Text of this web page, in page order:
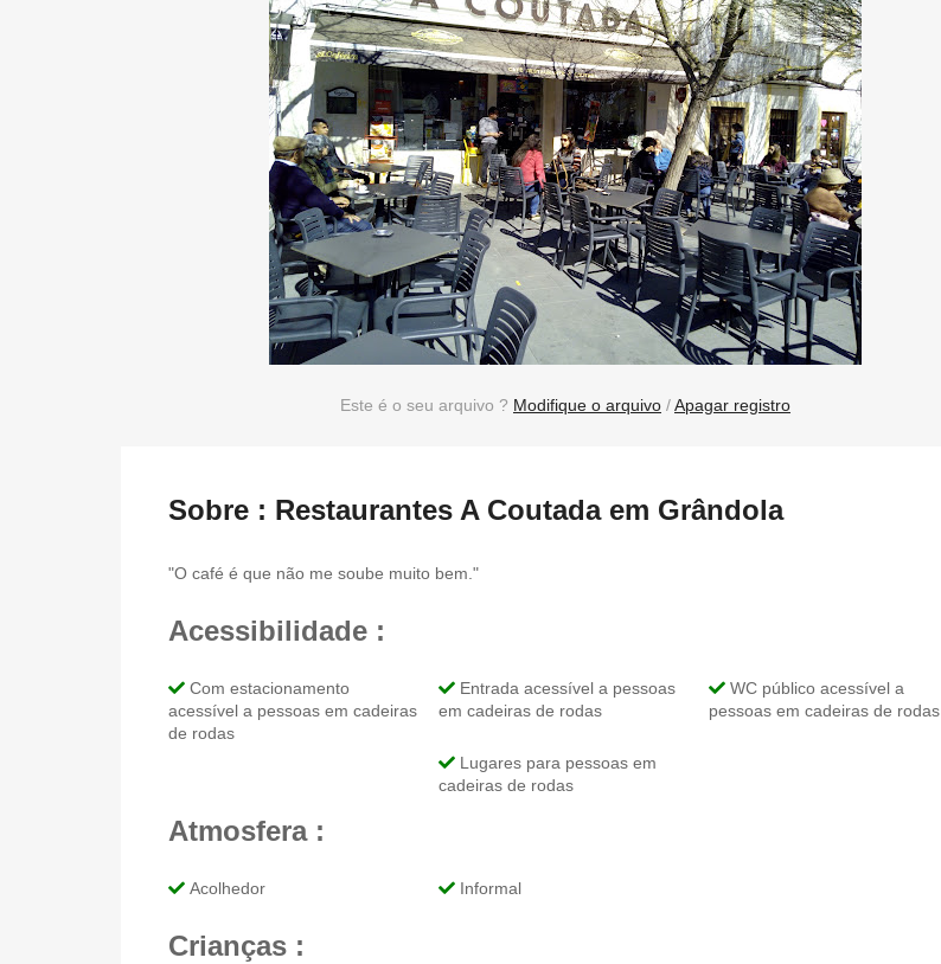
Este é o seu arquivo ? Modifique o arquivo /Apagar registro
Sobre : Restaurantes A Coutada em Grândola
"O café é que não me soube muito bem."
Acessibilidade :
Com estacionamento
acessível a pessoas em cadeiras
de rodas
Entrada acessível a pessoas
em cadeiras de rodas
Lugares para pessoas em
cadeiras de rodas
WC público acessível a
pessoas em cadeiras de rodas
Atmosfera :
Acolhedor Informal
Crianças :